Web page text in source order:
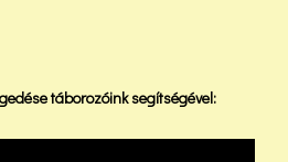
táborozóink segítségével: